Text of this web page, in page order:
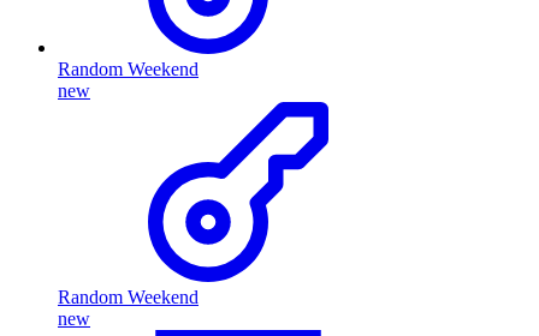
Random Weekend
new
Random Weekend
new